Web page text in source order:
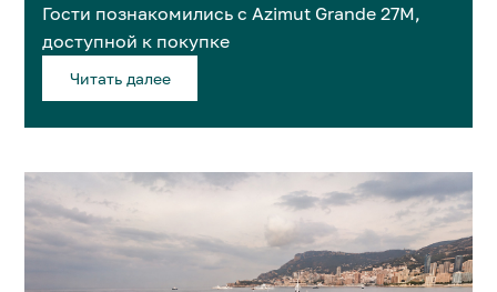
Гости познакомились с Azimut Grande 27M,
доступной к покупке
Читать далее